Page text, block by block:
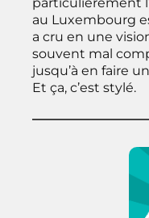
au Luxembourg
a cru en une
souvent mal
jusqu’à en faire
Et ça, c’est stylé.